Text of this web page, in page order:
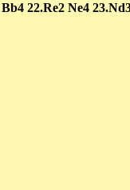
22.Re2 Ne4